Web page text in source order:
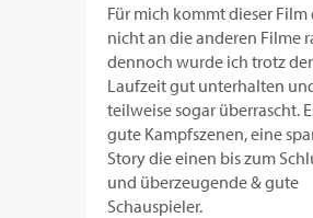
Für mich kommt dieser
nicht an die anderen Filme
dennoch wurde ich trotz
Laufzeit gut unterhalten
teilweise sogar überrascht.
gute Kampfszenen, eine
Story die einen bis zum
und überzeugende & gute
Schauspieler.